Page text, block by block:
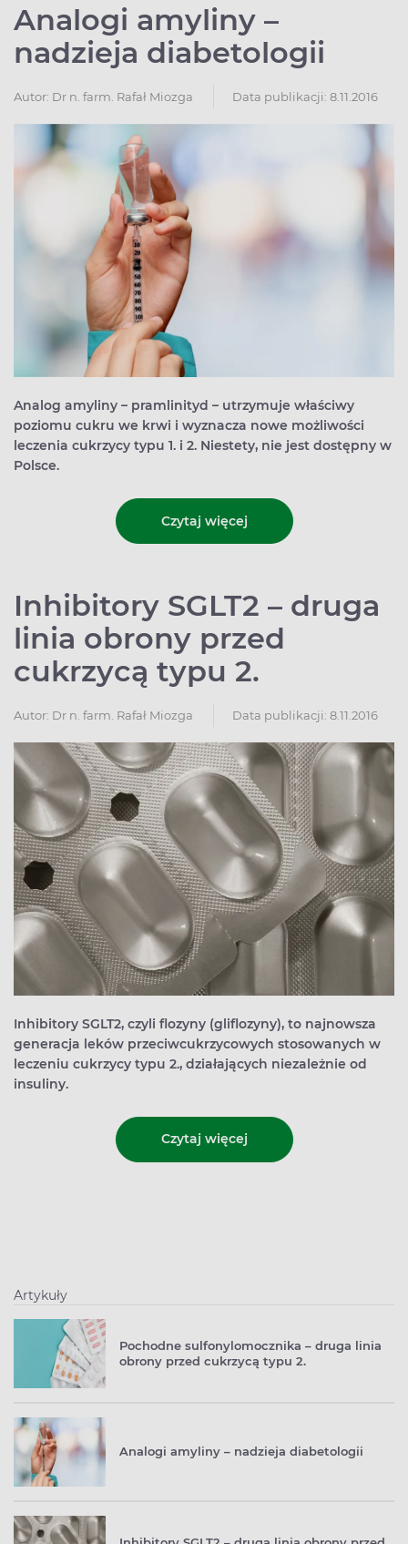
Analogi amyliny –
nadzieja diabetologii
Autor: Dr n. farm. Rafał Miozga Data publikacji: 8.11.2016
Analog amyliny – pramlinityd – utrzymuje właściwy
poziomu cukru we krwi i wyznacza nowe możliwości
leczenia cukrzycy typu 1. i 2. Niestety, nie jest dostępny w
Polsce.
Czytaj więcej
Inhibitory SGLT2 – druga
linia obrony przed
cukrzycą typu 2.
Autor: Dr n. farm. Rafał Miozga Data publikacji: 8.11.2016
Inhibitory SGLT2, czyli flozyny (gliflozyny), to najnowsza
generacja leków przeciwcukrzycowych stosowanych w
leczeniu cukrzycy typu 2., działających niezależnie od
insuliny.
Czytaj więcej
Artykuły
Pochodne sulfonylomocznika – druga linia
obrony przed cukrzycą typu 2.
Analogi amyliny – nadzieja diabetologii